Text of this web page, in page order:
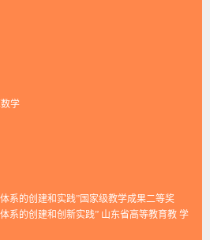
学
系的创建和实践”国家级教学成果二等奖
系的创建和创新实践” 山东省高等教育教 学